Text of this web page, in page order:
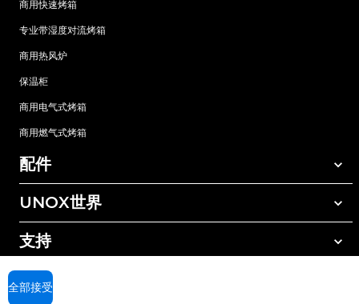
商用快速烤箱
专业带湿度对流烤箱
商用热风炉
保温柜
商用电气式烤箱
商用燃气式烤箱
配件
所有配件
手动清洗清洁剂
树脂过滤水处理
UNOX世界
我们在全球的办事处
支持
UNOX质保
全部接受